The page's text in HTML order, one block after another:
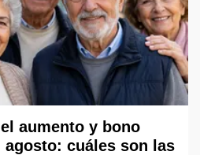
aumento y bono
agosto: cuáles son las